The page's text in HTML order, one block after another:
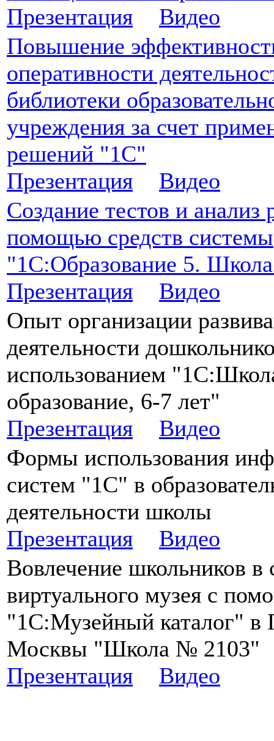
Презентация
Видео
Повышение
оперативности
библиотеки
учреждения за счет
решений "1С"
Презентация
Видео
Создание тестов и анализ
помощью средств системы
"1С:Образование 5.
Презентация
Видео
Опыт организации
деятельности
использованием
образование, 6-7 лет"
Презентация
Видео
Формы использования
систем "1С" в
деятельности школы
Презентация
Видео
Вовлечение школьников в
виртуального музея с
"1С:Музейный каталог" в
Москвы "Школа № 2103"
Презентация
Видео